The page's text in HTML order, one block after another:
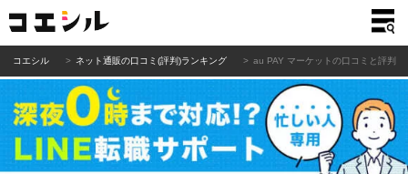
コエシル ネット通販の口コミ(評判)ランキング au PAY マーケットの口コミと評判